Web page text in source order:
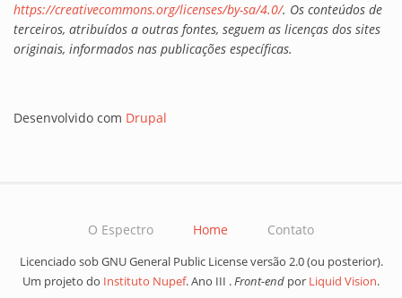
https://creativecommons.org/licenses/by-sa/4.0/. Os conteúdos de
terceiros, atribuídos a outras fontes, seguem as licenças dos sites
originais, informados nas publicações específicas.
Desenvolvido com Drupal
O Espectro Home Contato
Licenciado sob GNU General Public License versão 2.0 (ou posterior).
Um projeto do Instituto Nupef. Ano III .Front-end por Liquid Vision.